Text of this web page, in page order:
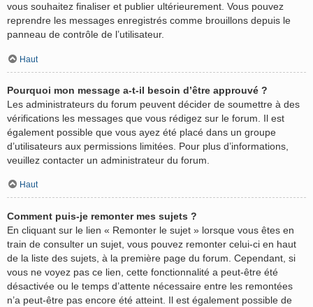
vous souhaitez finaliser et publier ultérieurement. Vous pouvez
reprendre les messages enregistrés comme brouillons depuis le
panneau de contrôle de l’utilisateur.
Haut
Pourquoi mon message a-t-il besoin d’être approuvé ?
Les administrateurs du forum peuvent décider de soumettre à des
vérifications les messages que vous rédigez sur le forum. Il est
également possible que vous ayez été placé dans un groupe
d’utilisateurs aux permissions limitées. Pour plus d’informations,
veuillez contacter un administrateur du forum.
Haut
Comment puis-je remonter mes sujets ?
En cliquant sur le lien « Remonter le sujet » lorsque vous êtes en
train de consulter un sujet, vous pouvez remonter celui-ci en haut
de la liste des sujets, à la première page du forum. Cependant, si
vous ne voyez pas ce lien, cette fonctionnalité a peut-être été
désactivée ou le temps d’attente nécessaire entre les remontées
n’a peut-être pas encore été atteint. Il est également possible de